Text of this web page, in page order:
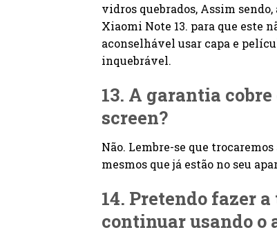
vidros quebrados, Assim
Xiaomi Note 13. para que este
aconselhável usar capa e
inquebrável.
13. A garantia
screen?
Não. Lembre-se que
mesmos que já estão no seu
14. Pretendo fazer
continuar usando o